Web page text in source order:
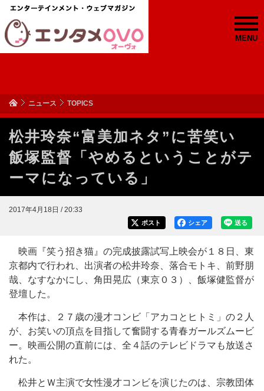
MENU
ニュース TOPICS
松井玲奈“富美加ネタ”に苦笑い
飯塚監督「やめるということがテ
ーマになっている」
2017年4月18日 / 20:33
送る
シェア
ポスト
映画『笑う招き猫』の完成披露試写上映会が１８日、東
京都内で行われ、出演者の松井玲奈、落合モトキ、前野朋
哉、なすなかにし、角田晃広（東京０３）、飯塚健監督が
登壇した。
本作は、２７歳の漫才コンビ「アカコとヒトミ」の２人
が、お笑いの頂点を目指して奮闘する青春ガールズムービ
ー。映画公開の直前には、全４話のテレビドラマも放送さ
れた。
松井とＷ主演で女性漫才コンビを演じたのは、宗教団体